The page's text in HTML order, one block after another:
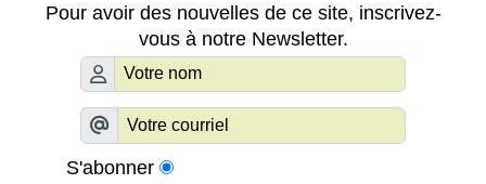
Pour avoir des nouvelles de ce site, inscrivez-
vous à notre Newsletter.
S'abonner